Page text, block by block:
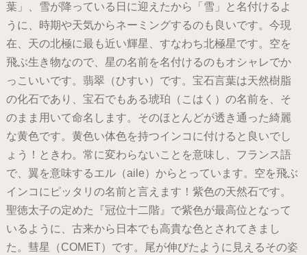
葉」、雪が降っている日に迎えたから「雪」と名付けるよ
うに、時期や天気からネーミングするのも良いです。今現
在、天の北極に最も近い輝星、すなわち北極星です。空を
飛ぶ生き物なので、星の名前を名付けるのもオシャレでか
っこいいです。翡翠（ひすい）です。宝石言葉は天然樹脂
の化石であり、宝石でもある琥珀（こはく）の名前を、そ
のまま用いて命名します。そのほとんどが透き通った綺麗
な黄色です。黄色い体色を持つインコに付けると良いでし
ょう！ときわ。常に変わらないことを意味し、フランス語
で、翼を意味するエル（aile）からとっています。空を飛ぶ
インコにピッタリの名前と言えます！紫色の天然石です。
聖徳太子の定めた『冠位十二階』で紫色が最高位となって
いるように、古来から日本でも高貴な色とされてきまし
た。彗星（COMET）です。尾が伸びたように見えるその姿